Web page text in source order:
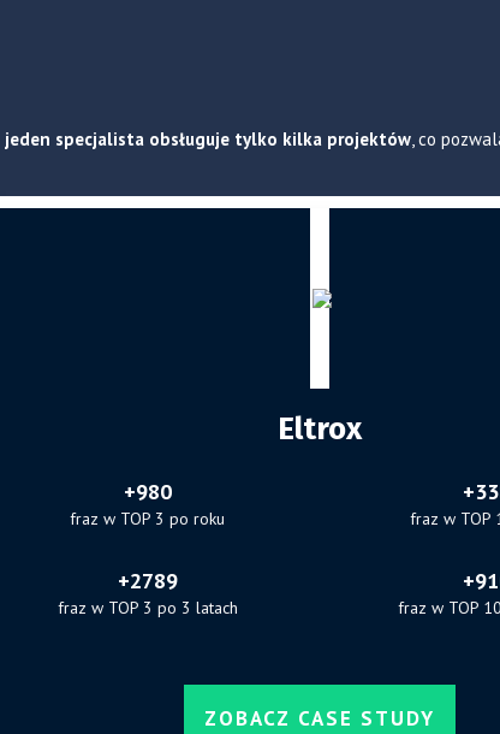
jeden specjalista obsługuje tylko kilka projektów, co
Eltrox
+980
fraz w TOP 3 po roku fraz w TOP
+2789
fraz w TOP 3 po 3 latach fraz w TOP
ZOBACZ CASE STUDY